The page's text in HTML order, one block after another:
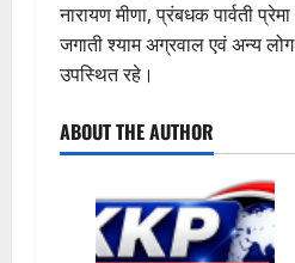
नारायण मीणा, प्रंबधक पार्वती प्रेमा
जगाती श्याम अग्रवाल एवं अन्य लोग
उपस्थित रहे।
ABOUT THE AUTHOR